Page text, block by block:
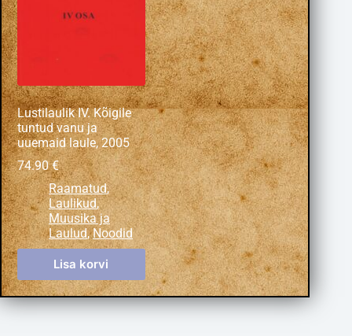
Lustilaulik IV. Kõigile
tuntud vanu ja
uuemaid laule, 2005
74.90€
Raamatud,
Laulikud,
Muusika ja
Laulud,Noodid
Lisa korvi